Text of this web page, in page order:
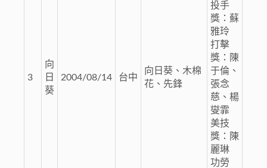
3
向
日
葵
2004/08/14 台中
向日葵、木棉
花、先鋒
投手
獎：蘇
雅玲
打擊
獎：陳
于倫、
張念
慈、楊
燮霏
美技
獎：陳
麗琳
功勞